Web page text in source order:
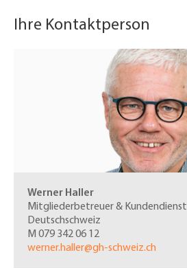
Ihre Kontaktperson
Werner Haller
Mitgliederbetreuer & Kundendienst
Deutschschweiz
M 079 342 06 12
werner.haller@gh-schweiz.ch